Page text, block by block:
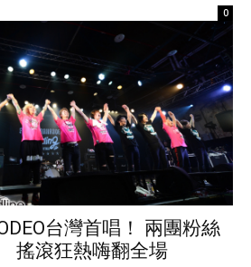
0
台灣首唱！ 兩團粉絲
搖滾狂熱嗨翻全場